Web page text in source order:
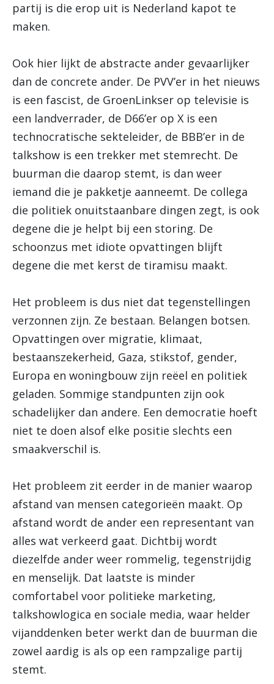
partij is die erop uit is Nederland kapot te
maken.
Ook hier lijkt de abstracte ander gevaarlijker
dan de concrete ander. De PVV’er in het nieuws
is een fascist, de GroenLinkser op televisie is
een landverrader, de D66’er op X is een
technocratische sekteleider, de BBB’er in de
talkshow is een trekker met stemrecht. De
buurman die daarop stemt, is dan weer
iemand die je pakketje aanneemt. De collega
die politiek onuitstaanbare dingen zegt, is ook
degene die je helpt bij een storing. De
schoonzus met idiote opvattingen blijft
degene die met kerst de tiramisu maakt.
Het probleem is dus niet dat tegenstellingen
verzonnen zijn. Ze bestaan. Belangen botsen.
Opvattingen over migratie, klimaat,
bestaanszekerheid, Gaza, stikstof, gender,
Europa en woningbouw zijn reëel en politiek
geladen. Sommige standpunten zijn ook
schadelijker dan andere. Een democratie hoeft
niet te doen alsof elke positie slechts een
smaakverschil is.
Het probleem zit eerder in de manier waarop
afstand van mensen categorieën maakt. Op
afstand wordt de ander een representant van
alles wat verkeerd gaat. Dichtbij wordt
diezelfde ander weer rommelig, tegenstrijdig
en menselijk. Dat laatste is minder
comfortabel voor politieke marketing,
talkshowlogica en sociale media, waar helder
vijanddenken beter werkt dan de buurman die
zowel aardig is als op een rampzalige partij
stemt.